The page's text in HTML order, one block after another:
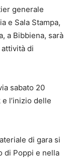
generale
e Sala Stampa,
a Bibbiena, sarà
di
sabato 20
l’inizio delle
di gara si
di Poppi e nella